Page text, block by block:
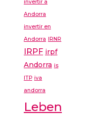
invertir a
Andorra
invertir en
Andorra
IRNR
IRPF irpf
Andorra is
ITP iva
andorra
Leben